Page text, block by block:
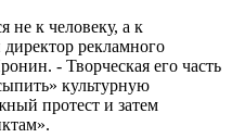
не к человеку, а к
директор рекламного
- Творческая его часть
культурную
протест и затем